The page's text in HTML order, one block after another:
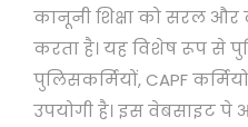
कानूनी शिक्षा को सरल और
करता है। यह विशेष रूप से
पुलिसकर्मियों, CAPF
उपयोगी है। इस वेबसाइट